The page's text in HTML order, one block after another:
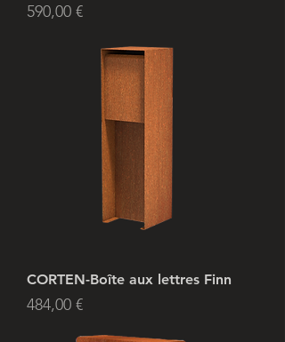
Prix
590,00 €
CORTEN-Boîte aux lettres Finn
Prix
484,00 €